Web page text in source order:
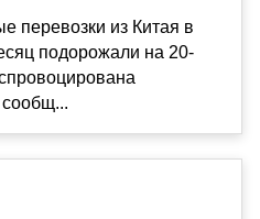
перевозки из Китая в
подорожали на 20-